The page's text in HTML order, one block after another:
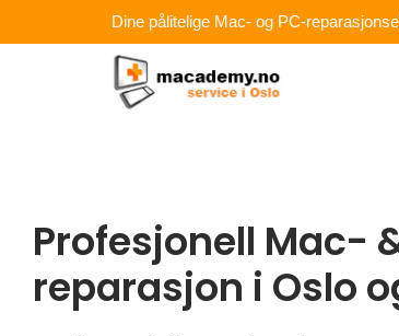
rett
Dine pålitelige Mac- og PC-
Profesjonell Mac-
reparasjon i Oslo